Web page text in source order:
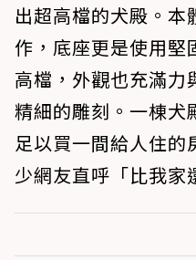
出超高檔的犬殿。本
作，底座更是使用堅
高檔，外觀也充滿力
精細的雕刻。一棟犬
足以買一間給人住的
少網友直呼「比我家